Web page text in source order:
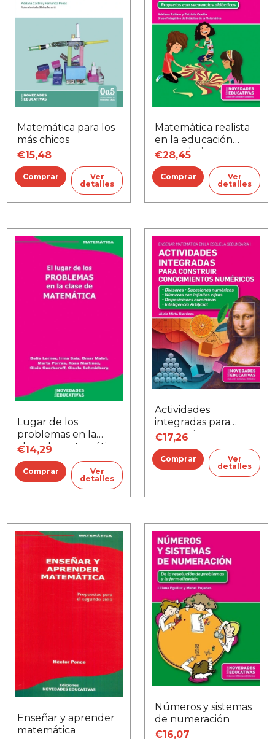
Matemática para los
más chicos
€15,48
Ver
detalles
Matemática realista
en la educación
secundaria
€28,45
Ver
detalles
Lugar de los
problemas en la
clase de matemática,
El
€14,29
Ver
detalles
Actividades
integradas para
construir
conocimientos
numéricos
€17,26
Ver
detalles
Enseñar y aprender
matemática
Números y sistemas
de numeración
€16,07